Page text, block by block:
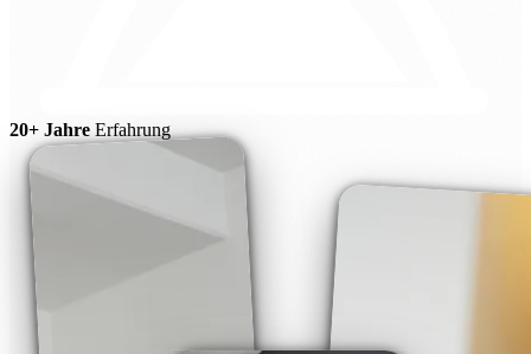
20+ Jahre Erfahrung